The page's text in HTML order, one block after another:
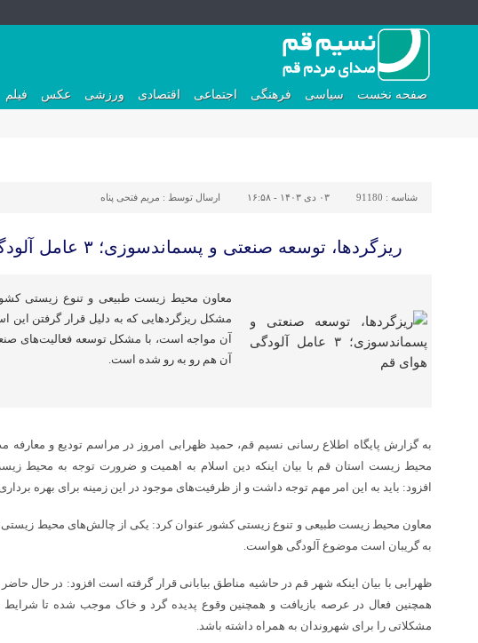
صفحه نخست سیاسی فرهنگی اجتماعی اقتصادی ورزشی عکس فیلم
شناسه : 91180 ۰۳ دی ۱۴۰۳ - ۱۶:۵۸ ارسال توسط : مریم فتحی پناه
ریزگردها، توسعه صنعتی و پسماندسوزی؛ ۳ عامل آلودگی هوای قم
معاون محیط زیست طبیعی و تنوع زیستی
مشکل ریزگردهایی که به دلیل قرار گرفتن این
آن مواجه‌ است، با مشکل توسعه فعالیت‌های
آن هم رو به رو شده‌ است.
به گزارش پایگاه اطلاع رسانی نسیم قم، حمید ظهرابی امروز در مراسم تودیع و
محیط زیست استان قم با بیان اینکه دین اسلام به اهمیت و ضرورت توجه به محیط زیست
افزود: باید به این امر مهم توجه داشت و از ظرفیت‌های موجود در این زمینه برای بهره
معاون محیط زیست طبیعی و تنوع زیستی کشور عنوان کرد: یکی از چالش‌های محیط
به گریبان است موضوع آلودگی هواست.
ظهرابی با بیان اینکه شهر قم در حاشیه مناطق بیابانی قرار گرفته است افزود: در حال
همچنین فعال در عرصه بازیافت و همچنین وقوع پدیده گرد و خاک موجب شده تا
مشکلاتی را برای شهروندان به همراه داشته باشد.